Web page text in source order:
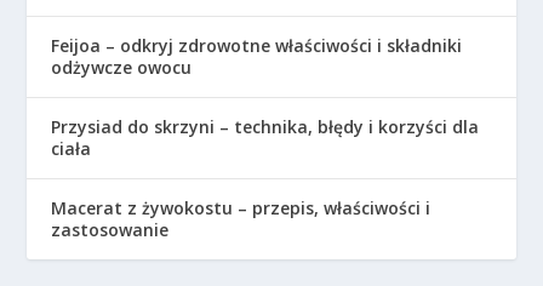
Feijoa – odkryj zdrowotne właściwości i składniki
odżywcze owocu
Przysiad do skrzyni – technika, błędy i korzyści dla
ciała
Macerat z żywokostu – przepis, właściwości i
zastosowanie